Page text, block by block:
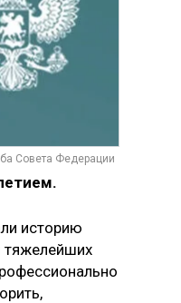
Совета Федерации
историю
тяжелейших